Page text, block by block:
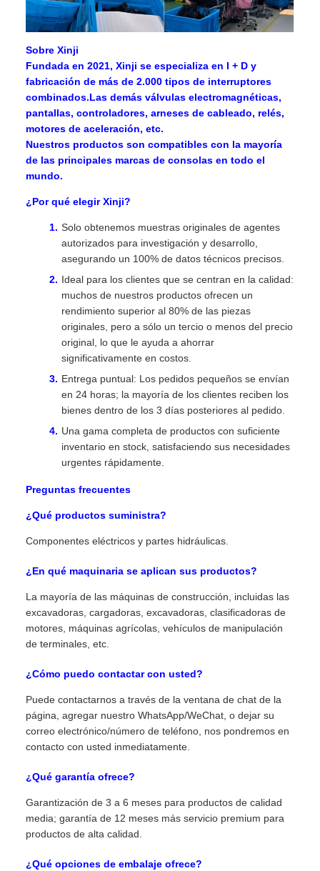
Sobre Xinji
Fundada en 2021, Xinji se especializa en I + D y
fabricación de más de 2.000 tipos de interruptores
combinados.Las demás válvulas electromagnéticas,
pantallas, controladores, arneses de cableado, relés,
motores de aceleración, etc.
Nuestros productos son compatibles con la mayoría
de las principales marcas de consolas en todo el
mundo.
¿Por qué elegir Xinji?
Solo obtenemos muestras originales de agentes
autorizados para investigación y desarrollo,
asegurando un 100% de datos técnicos precisos.
Ideal para los clientes que se centran en la calidad:
muchos de nuestros productos ofrecen un
rendimiento superior al 80% de las piezas
originales, pero a sólo un tercio o menos del precio
original, lo que le ayuda a ahorrar
significativamente en costos.
Entrega puntual: Los pedidos pequeños se envían
en 24 horas; la mayoría de los clientes reciben los
bienes dentro de los 3 días posteriores al pedido.
Una gama completa de productos con suficiente
inventario en stock, satisfaciendo sus necesidades
urgentes rápidamente.
Preguntas frecuentes
¿Qué productos suministra?
Componentes eléctricos y partes hidráulicas.
¿En qué maquinaria se aplican sus productos?
La mayoría de las máquinas de construcción, incluidas las
excavadoras, cargadoras, excavadoras, clasificadoras de
motores, máquinas agrícolas, vehículos de manipulación
de terminales, etc.
¿Cómo puedo contactar con usted?
Puede contactarnos a través de la ventana de chat de la
página, agregar nuestro WhatsApp/WeChat, o dejar su
correo electrónico/número de teléfono, nos pondremos en
contacto con usted inmediatamente.
¿Qué garantía ofrece?
Garantización de 3 a 6 meses para productos de calidad
media; garantía de 12 meses más servicio premium para
productos de alta calidad.
¿Qué opciones de embalaje ofrece?